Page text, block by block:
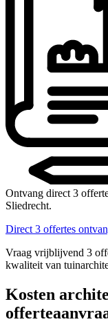
Ontvang direct 3
Sliedrecht.
Direct 3 offertes
Vraag vrijblijvend 3
kwaliteit van
Kosten